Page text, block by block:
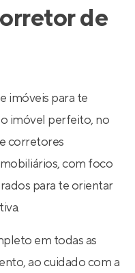
de
imóveis para te
imóvel perfeito, no
corretores
com foco
para te orientar
em todas as
ao cuidado com a